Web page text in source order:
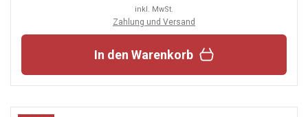
inkl. MwSt.
Zahlung und Versand
In den Warenkorb